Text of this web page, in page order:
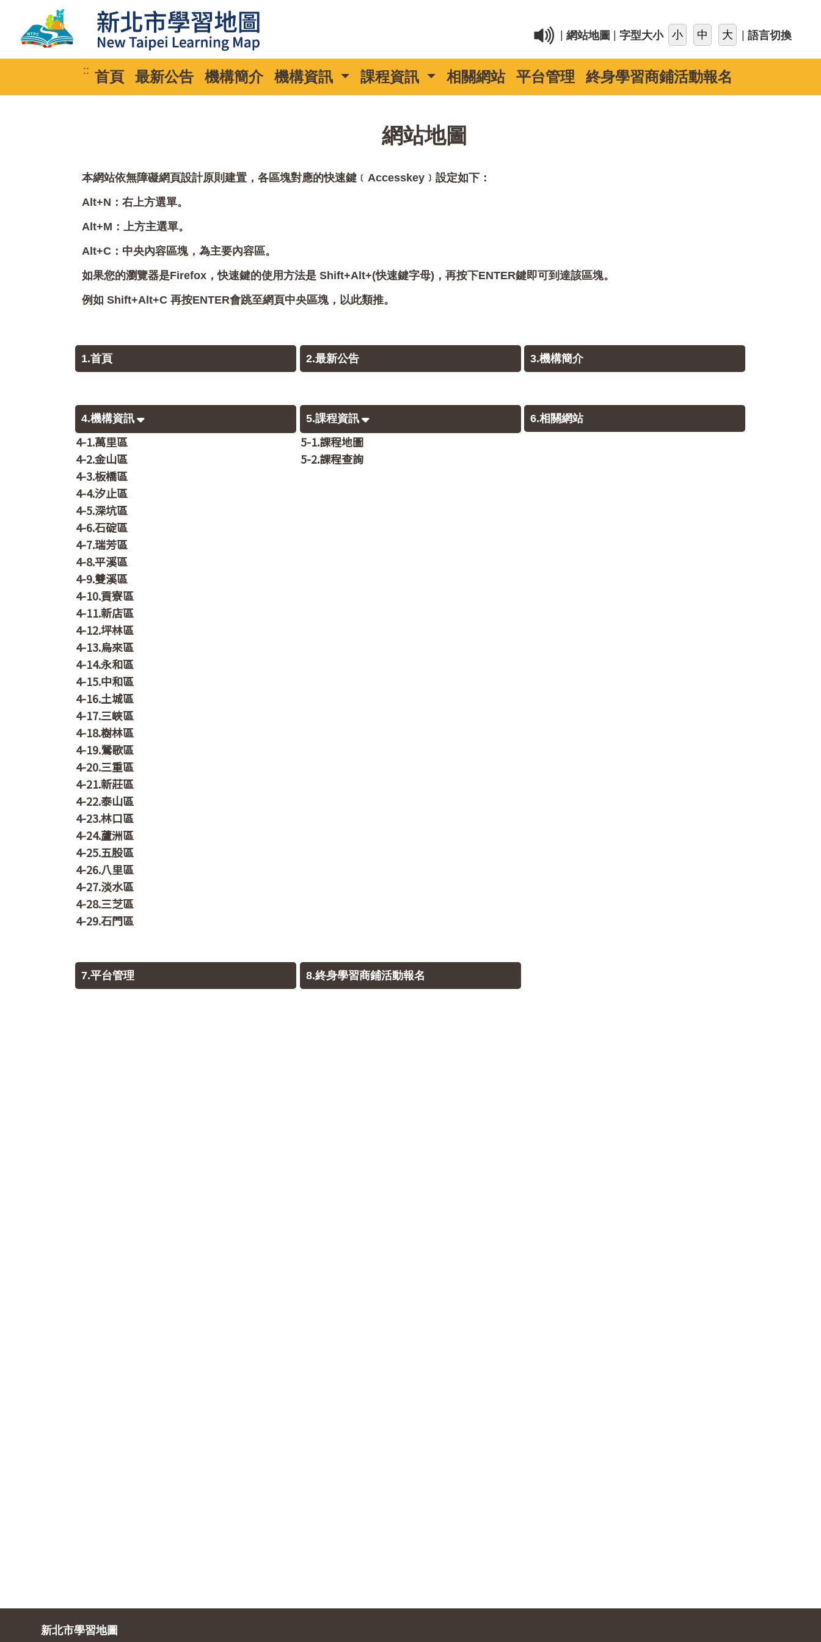
網站地圖 字型大小 語言切換
:: 首頁 最新公告 機構簡介 機構資訊 課程資訊 相關網站 平台管理 終身學習商鋪活動報名
網站地圖
本網站依無障礙網頁設計原則建置，各區塊對應的快速鍵﹝Accesskey﹞設定如下：
Alt+N：右上方選單。
Alt+M：上方主選單。
Alt+C：中央內容區塊，為主要內容區。
如果您的瀏覽器是Firefox，快速鍵的使用方法是 Shift+Alt+(快速鍵字母)，再按下ENTER鍵即可到達該區塊。
例如 Shift+Alt+C 再按ENTER會跳至網頁中央區塊，以此類推。
1.首頁 2.最新公告 3.機構簡介
4.機構資訊
4-1.萬里區
4-2.金山區
4-3.板橋區
4-4.汐止區
4-5.深坑區
4-6.石碇區
4-7.瑞芳區
4-8.平溪區
4-9.雙溪區
4-10.貢寮區
4-11.新店區
4-12.坪林區
4-13.烏來區
4-14.永和區
4-15.中和區
4-16.土城區
4-17.三峽區
4-18.樹林區
4-19.鶯歌區
4-20.三重區
4-21.新莊區
4-22.泰山區
4-23.林口區
4-24.蘆洲區
4-25.五股區
4-26.八里區
4-27.淡水區
4-28.三芝區
4-29.石門區
5.課程資訊
5-1.課程地圖
5-2.課程查詢
6.相關網站
7.平台管理 8.終身學習商鋪活動報名
新北市學習地圖